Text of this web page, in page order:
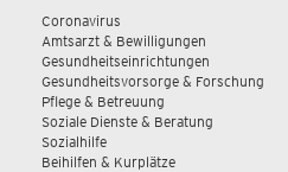
Coronavirus
Amtsarzt & Bewilligungen
Gesundheitseinrichtungen
Gesundheitsvorsorge & Forschung
Pflege & Betreuung
Soziale Dienste & Beratung
Sozialhilfe
Beihilfen & Kurplätze